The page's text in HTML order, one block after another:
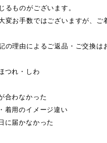
るものがございます。
変お手数ではございますが、ご
の理由によるご返品・ご交換は
つれ・しわ
合わなかった
着用のイメージ違い
に届かなかった